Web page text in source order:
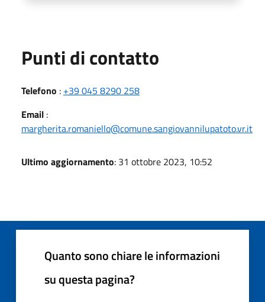
Punti di contatto
Telefono : +39 045 8290 258
Email :
margherita.romaniello@comune.sangiovannilupatoto.vr.it
Ultimo aggiornamento: 31 ottobre 2023, 10:52
Quanto sono chiare le informazioni
su questa pagina?